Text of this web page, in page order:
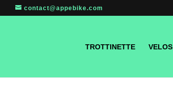
contact@appebike.com
TROTTINETTE VELOS